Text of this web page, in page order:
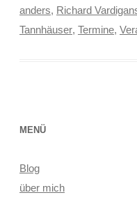
anders, Richard
Tannhäuser, Termine,
MENÜ
Blog
über mich